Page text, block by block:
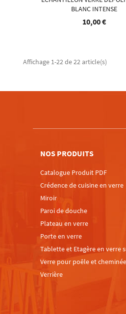
BLANC INTENSE
10,00 €
Affichage 1-22 de 22 article(s)
NOS PRODUITS
Catalogue Produit PDF
Crédence de cuisine en verre
Miroir
Paroi de douche
Plateau en verre
Porte en verre
Tablette et Etagère en verre
Verre pour poêle et cheminée
Verrière